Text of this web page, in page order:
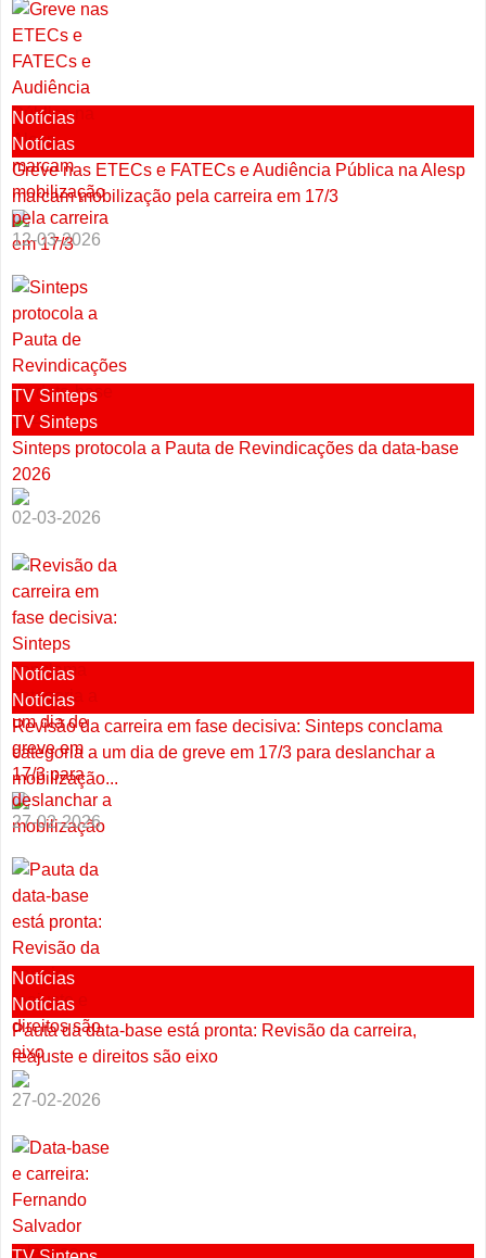
Notícias
Notícias
Greve nas ETECs e FATECs e Audiência Pública na Alesp
marcam mobilização pela carreira em 17/3
12-03-2026
TV Sinteps
TV Sinteps
Sinteps protocola a Pauta de Revindicações da data-base
2026
02-03-2026
Notícias
Notícias
Revisão da carreira em fase decisiva: Sinteps conclama
categoria a um dia de greve em 17/3 para deslanchar a
mobilização...
27-02-2026
Notícias
Notícias
Pauta da data-base está pronta: Revisão da carreira,
reajuste e direitos são eixo
27-02-2026